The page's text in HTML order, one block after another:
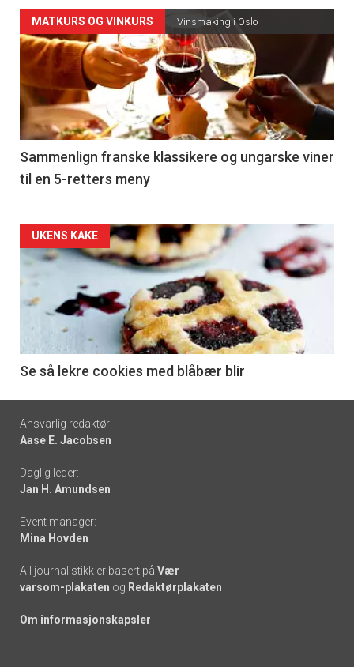
Forsiden
akkurat
nå
-
5
MATKURS OG VINKURS Vinsmaking i Oslo
Sammenlign franske klassikere og ungarske viner
til en 5-retters meny
Forsiden
akkurat
nå
6
UKENS KAKE
Se så lekre cookies med blåbær blir
Footer
-
links
Ansvarlig redaktør:
Aase E. Jacobsen
Daglig leder:
Jan H. Amundsen
Event manager:
Mina Hovden
All journalistikk er basert på Vær
varsom-plakaten og Redaktørplakaten
Om informasjonskapsler